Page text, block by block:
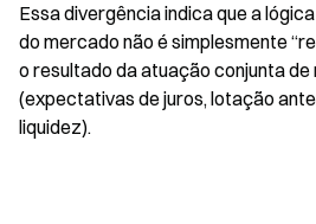
Essa divergência indica que a
do mercado não é simplesmente
o resultado da atuação conjunta
(expectativas de juros, lotação
liquidez).